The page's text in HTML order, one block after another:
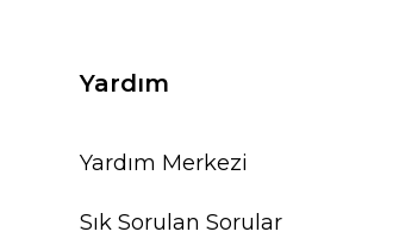
Yardım
Yardım Merkezi
Sık Sorulan Sorular